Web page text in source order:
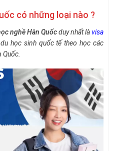
có những loại nào ?
nghề Hàn Quốcduy nhất làvisa
học sinh quốc tế theo học các